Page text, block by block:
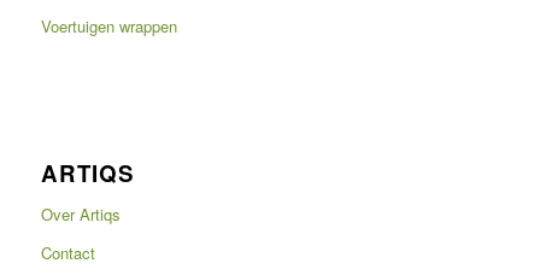
Voertuigen wrappen
ARTIQS
Over Artiqs
Contact